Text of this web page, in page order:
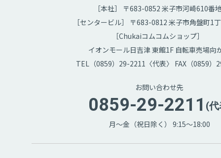
［本社］ 〒683-0852 米子市河崎610番
［センタービル］ 〒683-0812 米子市角盤町1
［Chukaiコムコムショップ］
イオンモール日吉津 東館1F 自転車売場向
TEL（0859）29-2211〈代表〉 FAX（0859）
お問い合わせ先
0859-29-2211 (
月～金（祝日除く） 9:15～18:00